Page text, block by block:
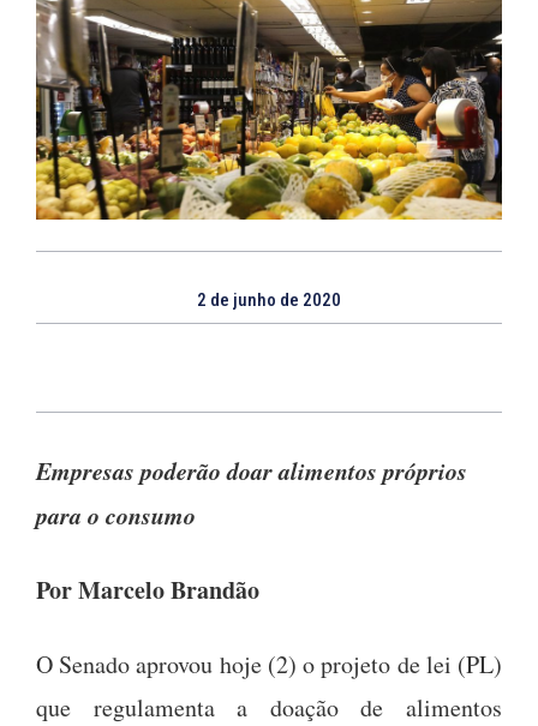
2 de junho de 2020
Empresas poderão doar alimentos próprios
para o consumo
Por Marcelo Brandão
O Senado aprovou hoje (2) o projeto de lei (PL)
que regulamenta a doação de alimentos